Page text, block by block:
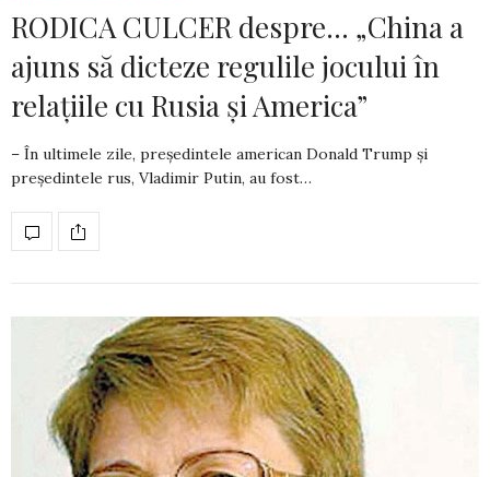
RODICA CULCER despre… „China a
ajuns să dicteze regulile jocului în
relațiile cu Rusia și America”
– În ultimele zile, președintele american Donald Trump și
președintele rus, Vladimir Putin, au fost…